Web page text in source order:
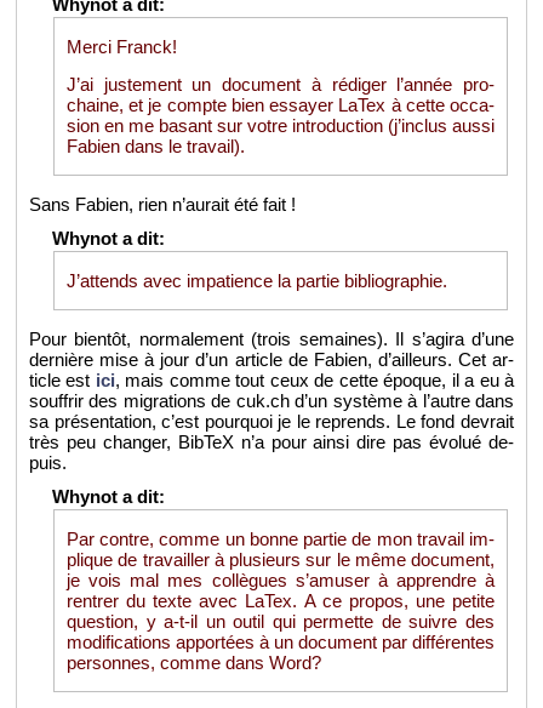
Merci Franck!
J’ai jus­te­ment un do­cu­ment à ré­di­ger l’an­née pro­
chaine, et je compte bien es­sayer LaTex à cette oc­ca­
sion en me ba­sant sur votre in­tro­duc­tion (j’in­clus aussi
Fa­bien dans le tra­vail).
Sans Fa­bien, rien n’au­rait été fait !
J’at­tends avec im­pa­tience la par­tie bi­blio­gra­phie.
Pour bien­tôt, nor­ma­le­ment (trois se­maines). Il s’agira d’une
der­nière mise à jour d’un ar­ticle de Fa­bien, d’ailleurs. Cet ar­
ticle est ici, mais comme tout ceux de cette époque, il a eu à
souf­frir des mi­gra­tions de cuk.​ch d’un sys­tème à l’autre dans
sa pré­sen­ta­tion, c’est pour­quoi je le re­prends. Le fond de­vrait
très peu chan­ger, Bib­TeX n’a pour ainsi dire pas évo­lué de­
puis.
Par contre, comme un bonne par­tie de mon tra­vail im­
plique de tra­vailler à plu­sieurs sur le même do­cu­ment,
je vois mal mes col­lègues s’amu­ser à ap­prendre à
ren­trer du texte avec LaTex. A ce pro­pos, une pe­tite
ques­tion, y a-t-il un outil qui per­mette de suivre des
mo­di­fi­ca­tions ap­por­tées à un do­cu­ment par dif­fé­rentes
per­sonnes, comme dans Word?